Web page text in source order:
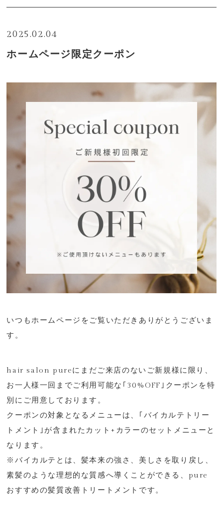
2025.02.04
ホームページ限定クーポン
いつもホームページをご覧いただきありがとうございま
す。
hair salon pureにまだご来店のないご新規様に限り、
お一人様一回までご利用可能な｢30%OFF｣クーポンを特
別にご用意しております。
クーポンの対象となるメニューは、｢バイカルテトリー
トメント｣が含まれたカット+カラーのセットメニューと
なります。
※バイカルテとは、髪本来の強さ、美しさを取り戻し、
素髪のような理想的な質感へ導くことができる、pure
おすすめの髪質改善トリートメントです。